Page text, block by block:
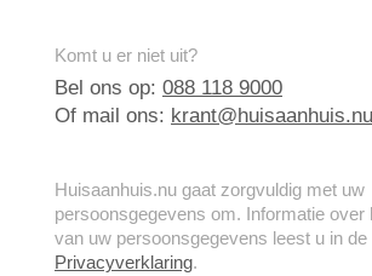
Komt u er niet uit?
Bel ons op: 088 118 9000
Of mail ons: krant@huisaanhuis.nu
Huisaanhuis.nu gaat zorgvuldig met uw
persoonsgegevens om. Informatie over
van uw persoonsgegevens leest u in de
Privacyverklaring.